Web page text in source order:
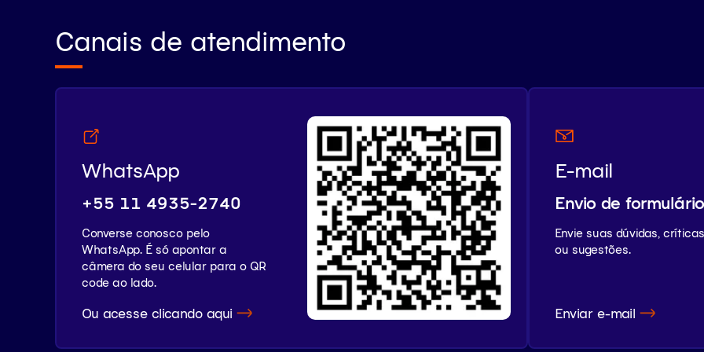
Canais de atendimento
WhatsApp
+55 11 4935-2740
Converse conosco pelo
WhatsApp. É só apontar a
câmera do seu celular para o QR
code ao lado.
Ou acesse clicando aqui
E-mail
Envio de formulário
Envie suas dúvidas, críticas
ou sugestões.
Enviar e-mail